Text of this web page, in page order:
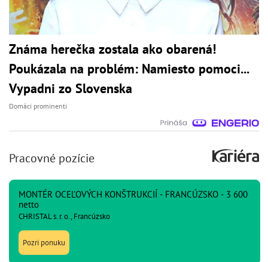
Známa herečka zostala ako obarená!
Poukázala na problém: Namiesto pomoci...
Vypadni zo Slovenska
Domáci prominenti
Pracovné pozície
MONTÉR OCEĽOVÝCH KONŠTRUKCIÍ - FRANCÚZSKO - 3 600
netto
CHRISTAL s. r. o., Francúzsko
Pozri ponuku